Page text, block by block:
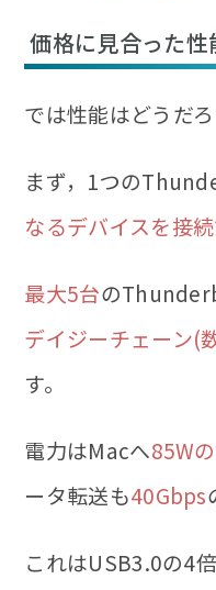
価格に見合った
では性能はどうだ
まず，1つの
なるデバイスを接続
最大5台の
デイジーチェーン(
す。
電力はMacへ85W
ータ転送も40Gbps
これはUSB3.0の4